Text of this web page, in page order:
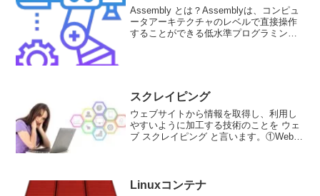
Assembly とは？Assemblyは、コンピュ
ータアーキテクチャのレベルで直接操作
することができる低水準プログラミング
スクレイピング
ウェブサイトから情報を取得し、利用し
やすいように加工する技術のことを ウェ
ブ スクレイピング と言います。①Webペ
抽出するこ...
Linuxコンテナ